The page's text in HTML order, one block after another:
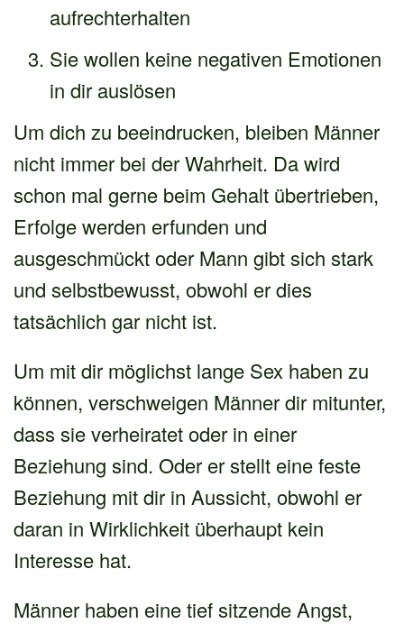
aufrechterhalten
Sie wollen keine negativen Emotionen
in dir auslösen
Um dich zu beeindrucken, bleiben Männer
nicht immer bei der Wahrheit. Da wird
schon mal gerne beim Gehalt übertrieben,
Erfolge werden erfunden und
ausgeschmückt oder Mann gibt sich stark
und selbstbewusst, obwohl er dies
tatsächlich gar nicht ist.
Um mit dir möglichst lange Sex haben zu
können, verschweigen Männer dir mitunter,
dass sie verheiratet oder in einer
Beziehung sind. Oder er stellt eine feste
Beziehung mit dir in Aussicht, obwohl er
daran in Wirklichkeit überhaupt kein
Interesse hat.
Männer haben eine tief sitzende Angst,